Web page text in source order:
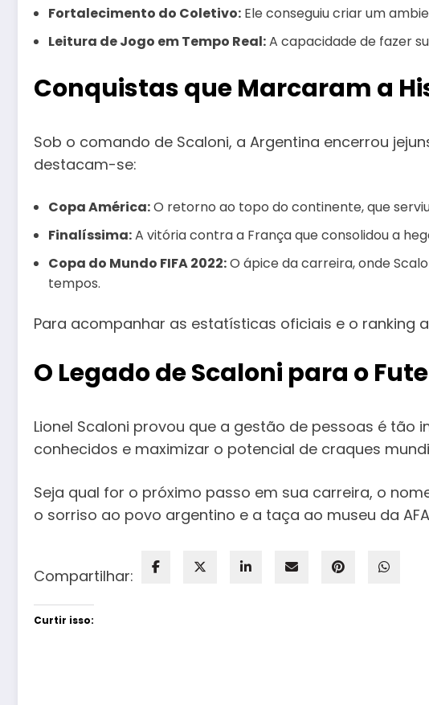
Fortalecimento do Coletivo: Ele conseguiu criar um
Leitura de Jogo em Tempo Real:A capacidade de fazer
Conquistas que Marcaram a
Sob o comando de Scaloni, a Argentina encerrou
destacam-se:
Copa América:O retorno ao topo do continente, que
Finalíssima:A vitória contra a França que consolidou a
Copa do Mundo FIFA 2022:O ápice da carreira, onde
tempos.
Para acompanhar as estatísticas oficiais e o ranking
O Legado de Scaloni para o
Lionel Scaloni provou que a gestão de pessoas é
conhecidos e maximizar o potencial de craques
Seja qual for o próximo passo em sua carreira, o
o sorriso ao povo argentino e a taça ao museu da
Compartilhar:
Curtir isso: